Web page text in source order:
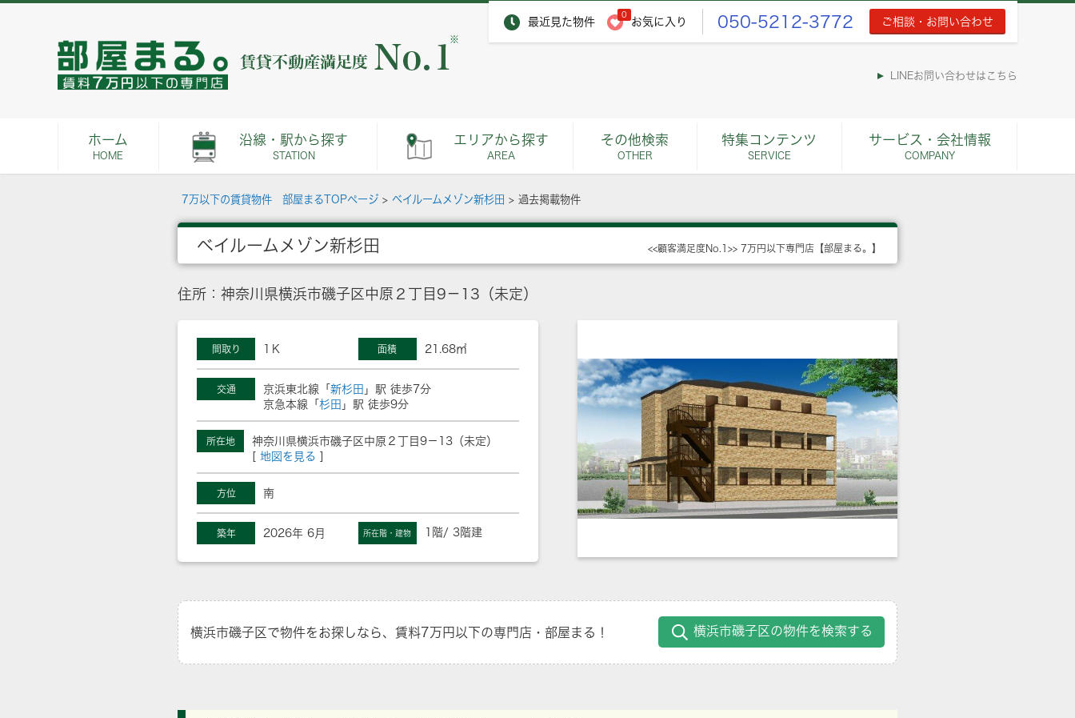
最近見た物件
0
お気に入り 050-5212-3772 ご相談・お問い合わせ
※
LINEお問い合わせはこちら
ホーム
HOME
沿線・駅から探す
STATION
エリアから探す
AREA
その他検索
OTHER
特集コンテンツ
SERVICE
サービス・会社情報
COMPANY
7万以下の賃貸物件 部屋まるTOPページ > ベイルームメゾン新杉田 > 過去掲載物件
ベイルームメゾン新杉田 <<顧客満足度No.1>> 7万円以下専門店【部屋まる。】
住所：神奈川県横浜市磯子区中原２丁目9－13（未定）
間取り 1Ｋ 面積 21.68㎡
交通 京浜東北線「 新杉田 」駅 徒歩7分
京急本線「 杉田 」駅 徒歩9分
所在地
神奈川県横浜市磯子区中原２丁目9－13（未定）
地図を見る
方位 南
築年 2026年 6月 所在階・建物 1階/ 3階建
横浜市磯子区で物件をお探しなら、賃料7万円以下の専門店・部屋まる！ 横浜市磯子区の物件を検索する